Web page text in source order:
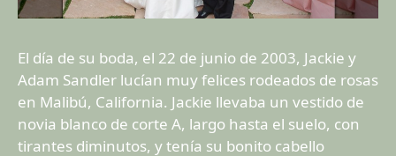
El día de su boda, el 22 de junio de 2003, Jackie y
Adam Sandler lucían muy felices rodeados de rosas
en Malibú, California. Jackie llevaba un vestido de
novia blanco de corte A, largo hasta el suelo, con
tirantes diminutos, y tenía su bonito cabello